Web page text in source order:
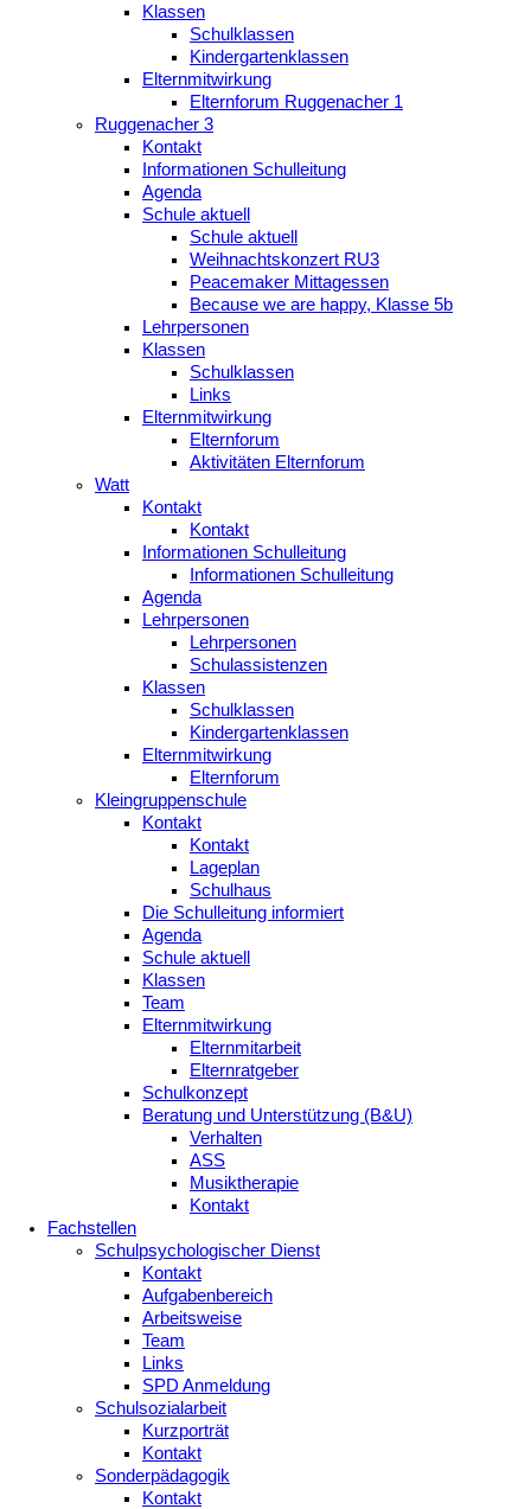
Klassen
Schulklassen
Kindergartenklassen
Elternmitwirkung
Elternforum Ruggenacher 1
Ruggenacher 3
Kontakt
Informationen Schulleitung
Agenda
Schule aktuell
Schule aktuell
Weihnachtskonzert RU3
Peacemaker Mittagessen
Because we are happy, Klasse 5b
Lehrpersonen
Klassen
Schulklassen
Links
Elternmitwirkung
Elternforum
Aktivitäten Elternforum
Watt
Kontakt
Kontakt
Informationen Schulleitung
Informationen Schulleitung
Agenda
Lehrpersonen
Lehrpersonen
Schulassistenzen
Klassen
Schulklassen
Kindergartenklassen
Elternmitwirkung
Elternforum
Kleingruppenschule
Kontakt
Kontakt
Lageplan
Schulhaus
Die Schulleitung informiert
Agenda
Schule aktuell
Klassen
Team
Elternmitwirkung
Elternmitarbeit
Elternratgeber
Schulkonzept
Beratung und Unterstützung (B&U)
Verhalten
ASS
Musiktherapie
Kontakt
Fachstellen
Schulpsychologischer Dienst
Kontakt
Aufgabenbereich
Arbeitsweise
Team
Links
SPD Anmeldung
Schulsozialarbeit
Kurzporträt
Kontakt
Sonderpädagogik
Kontakt